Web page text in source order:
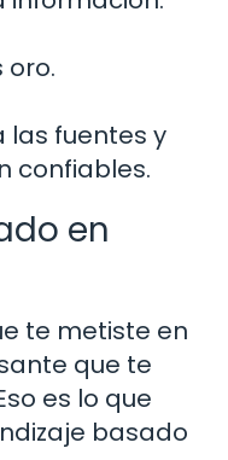
oro.
las fuentes y
confiables.
en
te metiste en
que te
es lo que
basado